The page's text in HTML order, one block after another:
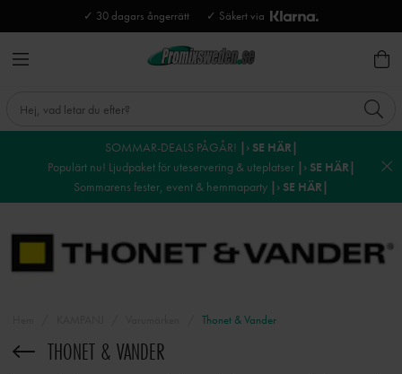
✓ 30 dagars ångerrätt ✓ Säkert via
SOMMAR-DEALS PÅGÅR! |› SE HÄR|
Populärt nu! Ljudpaket för uteservering & uteplatser |› SE HÄR|
Sommarens fester, event & hemmaparty |› SE HÄR|
Thonet & Vander
THONET & VANDER